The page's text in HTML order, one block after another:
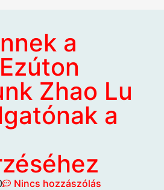
a
Zhao Lu
a
Nincs hozzászólás